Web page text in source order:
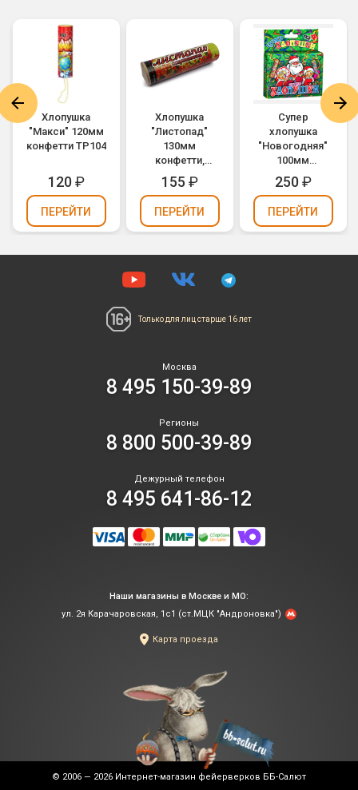
Хлопушка
"Макси" 120мм
конфетти ТР104
120₽
ПЕРЕЙТИ
Хлопушка
"Листопад"
130мм
конфетти,
серпантин
ТР110
155 ₽
ПЕРЕЙТИ
Супер
хлопушка
"Новогодняя"
100мм
конфетти ТР106
(упаковка 3 шт.)
250₽
ПЕРЕЙТИ
Только для лиц старше 16 лет
Москва
8 495 150-39-89
Регионы
8 800 500-39-89
Дежурный телефон
8 495 641-86-12
Наши магазины в Москве и МО:
ул. 2я Карачаровская, 1с1 (ст.МЦК "Андроновка")
Карта проезда
© 2006 — 2026 Интернет-магазин фейерверков ББ-Салют